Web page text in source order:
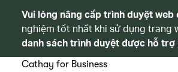
Vui lòng nâng cấp trình duyệt web
nghiệm tốt nhất khi sử dụng trang
danh sách trình duyệt được hỗ trợ
Cathay for Business